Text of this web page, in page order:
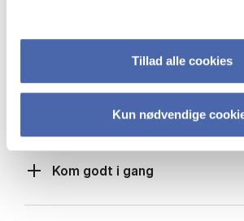
Tillad alle cookies
Kun nødvendige
Hjælp til at bruge UN
Kom godt i gang